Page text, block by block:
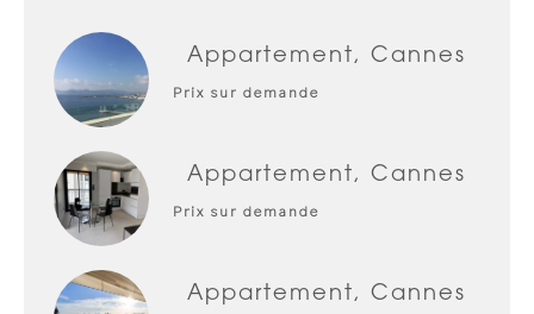
Appartement, Cannes
Prix sur demande
Appartement, Cannes
Prix sur demande
Appartement, Cannes